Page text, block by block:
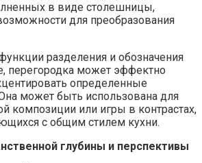
в виде столешницы,
для преобразования
разделения и обозначения
перегородка может эффектно
определенные
может быть использована для
композиции или игры в контрастах,
с общим стилем кухни.
глубины и перспективы